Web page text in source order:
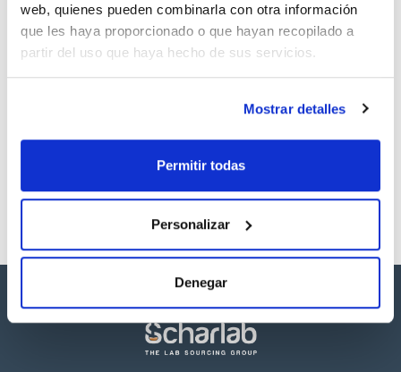
web, quienes pueden combinarla con otra información
que les haya proporcionado o que hayan recopilado a
partir del uso que haya hecho de sus servicios.
Mostrar detalles
Permitir todas
Personalizar
Denegar
Disolvente
Cyclohexane Ampoule 1 mL
Precio